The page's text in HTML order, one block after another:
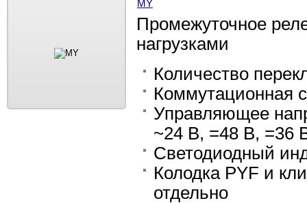
MY
Промежуточное
нагрузками
Количество
Коммутационная
Управляющее
~24 В, =48 В, =36
Светодиодный
Колодка PYF и
отдельно